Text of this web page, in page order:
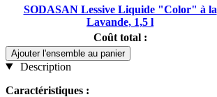
SODASAN Lessive Liquide "Color" à la
Lavande, 1,5 l
Coût total :
Ajouter l'ensemble au panier
Description
Caractéristiques :